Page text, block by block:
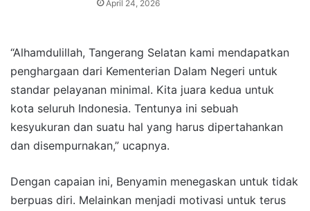
April 24, 2026
“Alhamdulillah, Tangerang Selatan kami mendapatkan
penghargaan dari Kementerian Dalam Negeri untuk
standar pelayanan minimal. Kita juara kedua untuk
kota seluruh Indonesia. Tentunya ini sebuah
kesyukuran dan suatu hal yang harus dipertahankan
dan disempurnakan,” ucapnya.
Dengan capaian ini, Benyamin menegaskan untuk tidak
berpuas diri. Melainkan menjadi motivasi untuk terus